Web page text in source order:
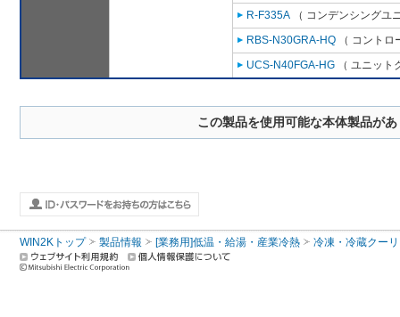
R-F335A （ コンデンシングユ
RBS-N30GRA-HQ （ コント
UCS-N40FGA-HG （ ユニット
この製品を使用可能な本体製品が
WIN2Kトップ 製品情報 [業務用]低温・給湯・産業冷熱 冷凍・冷蔵クー